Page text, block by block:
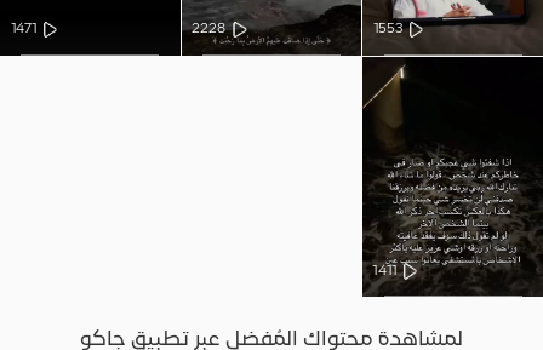
1553
2228
1471
1411
لمشاهدة محتواك المُفضل عبر تطبيق جاكو